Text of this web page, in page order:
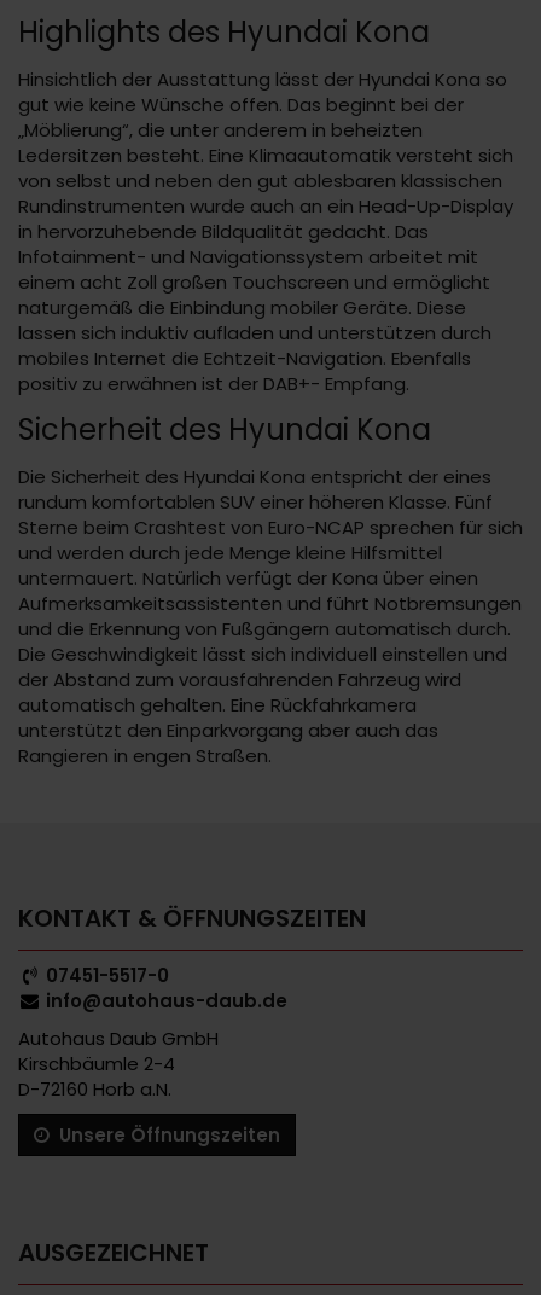
Highlights des Hyundai Kona
Hinsichtlich der Ausstattung lässt der Hyundai Kona so
gut wie keine Wünsche offen. Das beginnt bei der
„Möblierung“, die unter anderem in beheizten
Ledersitzen besteht. Eine Klimaautomatik versteht sich
von selbst und neben den gut ablesbaren klassischen
Rundinstrumenten wurde auch an ein Head-Up-Display
in hervorzuhebende Bildqualität gedacht. Das
Infotainment- und Navigationssystem arbeitet mit
einem acht Zoll großen Touchscreen und ermöglicht
naturgemäß die Einbindung mobiler Geräte. Diese
lassen sich induktiv aufladen und unterstützen durch
mobiles Internet die Echtzeit-Navigation. Ebenfalls
positiv zu erwähnen ist der DAB+- Empfang.
Sicherheit des Hyundai Kona
Die Sicherheit des Hyundai Kona entspricht der eines
rundum komfortablen SUV einer höheren Klasse. Fünf
Sterne beim Crashtest von Euro-NCAP sprechen für sich
und werden durch jede Menge kleine Hilfsmittel
untermauert. Natürlich verfügt der Kona über einen
Aufmerksamkeitsassistenten und führt Notbremsungen
und die Erkennung von Fußgängern automatisch durch.
Die Geschwindigkeit lässt sich individuell einstellen und
der Abstand zum vorausfahrenden Fahrzeug wird
automatisch gehalten. Eine Rückfahrkamera
unterstützt den Einparkvorgang aber auch das
Rangieren in engen Straßen.
KONTAKT & ÖFFNUNGSZEITEN
07451-5517-0
info@autohaus-daub.de
Autohaus Daub GmbH
Kirschbäumle 2-4
D-72160 Horb a.N.
Unsere Öffnungszeiten
AUSGEZEICHNET